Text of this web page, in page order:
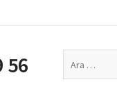
56